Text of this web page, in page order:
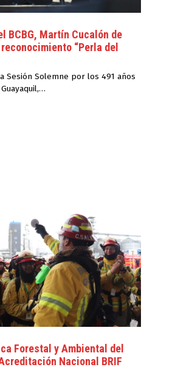
BCBG, Martín Cucalón de
“Perla del
Sesión Solemne por los 491 años
Forestal y Ambiental del
Nacional BRIF